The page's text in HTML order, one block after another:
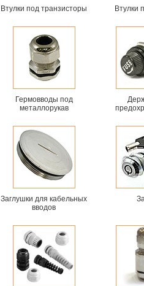
Втулки под транзисторы Втулки
Гермовводы под
металлорукав
Заглушки для кабельных
вводов